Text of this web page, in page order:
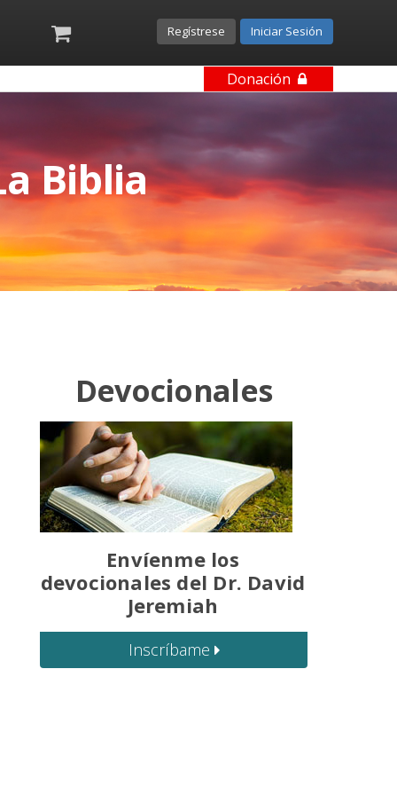
Regístrese Iniciar Sesión
Donación
Biblia
Devocionales
Envíenme los
devocionales del Dr. David
Jeremiah
Inscríbame